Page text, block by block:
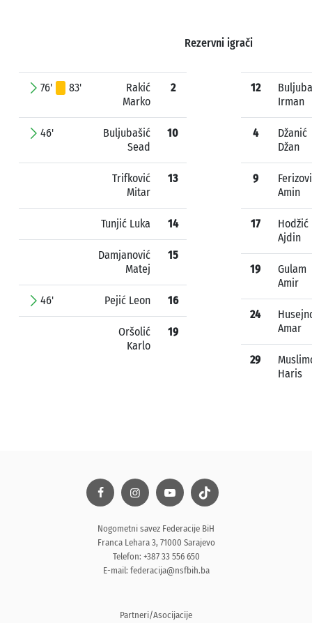
Rezervni igrači
76' 83'
Rakić
Marko
2
46'
Buljubašić
Sead
10
Trifković
Mitar
13
Tunjić Luka 14
Damjanović
Matej
15
46' Pejić Leon 16
Oršolić
Karlo
19
12
Irman
4
Džanić
Džan
9
Amin
17
Hodžić
Ajdin
19
Gulam
Amir
24
Amar
29
Haris
Nogometni savez Federacije BiH
Franca Lehara 3, 71000 Sarajevo
Telefon: +387 33 556 650
E-mail: federacija@nsfbih.ba
Partneri/Asocijacije